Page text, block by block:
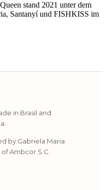
stand 2021 unter dem
Santanyí und FISHKISS im
in Brasil and
by Gabriela Maria
Ambcor S.C.